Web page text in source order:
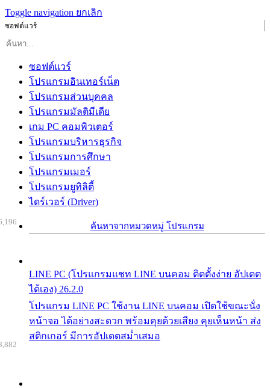
Toggle navigation ยกเลิก
ซอฟต์แวร์
ซอฟต์แวร์
โปรแกรมอินเทอร์เน็ต
โปรแกรมส่วนบุคคล
โปรแกรมมัลติมีเดีย
เกม PC คอมพิวเตอร์
โปรแกรมบริหารธุรกิจ
โปรแกรมการศึกษา
โปรแกรมเมอร์
โปรแกรมยูทิลิตี้
ไดร์เวอร์ (Driver)
ค้นหาจากหมวดหมู่ โปรแกรม
LINE PC (โปรแกรมแชท LINE บนคอม ติดตั้งง่าย อัปเดต
ได้เอง) 26.2.0
โปรแกรม LINE PC ใช้งาน LINE บนคอม เปิดใช้ขณะนั่ง
หน้าจอ ได้อย่างสะดวก พร้อมคุยด้วยเสียง คุยเห็นหน้า ส่ง
สติกเกอร์ มีการอัปเดตสม่ำเสมอ